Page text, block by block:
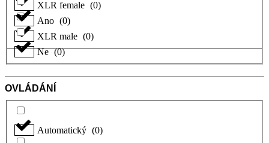
XLR female (0)
XLR male (0)
Ano (0)
Ne (0)
OVLÁDÁNÍ
Automatický (0)